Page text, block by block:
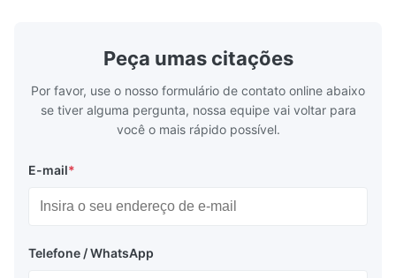
Peça umas citações
Por favor, use o nosso formulário de contato online abaixo
se tiver alguma pergunta, nossa equipe vai voltar para
você o mais rápido possível.
E-mail*
Telefone / WhatsApp